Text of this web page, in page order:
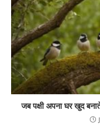
जब पक्षी अपना घर खुद